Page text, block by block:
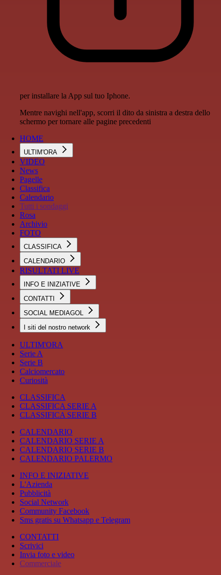
per installare la App sul tuo Iphone.
Mentre navighi nell'app, scorri il dito da sinistra a destra dello
schermo per tornare alle pagine precedenti
HOME
ULTIM'ORA
VIDEO
News
Pagelle
Classifica
Calendario
Tutti i sondaggi
Rosa
Archivio
FOTO
CLASSIFICA
CALENDARIO
RISULTATI LIVE
INFO E INIZIATIVE
CONTATTI
SOCIAL MEDIAGOL
I siti del nostro network
ULTIM'ORA
Serie A
Serie B
Calciomercato
Curiosità
CLASSIFICA
CLASSIFICA SERIE A
CLASSIFICA SERIE B
CALENDARIO
CALENDARIO SERIE A
CALENDARIO SERIE B
CALENDARIO PALERMO
INFO E INIZIATIVE
L'Azienda
Pubblicità
Social Network
Community Facebook
Sms gratis su Whatsapp e Telegram
CONTATTI
Scrivici
Invia foto e video
Commerciale